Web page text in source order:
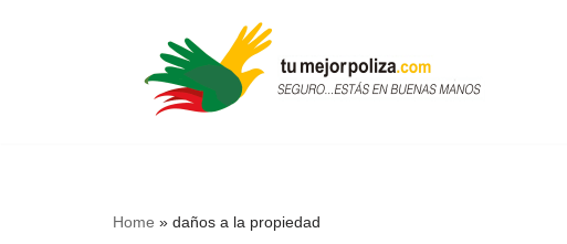
Home » daños a la propiedad